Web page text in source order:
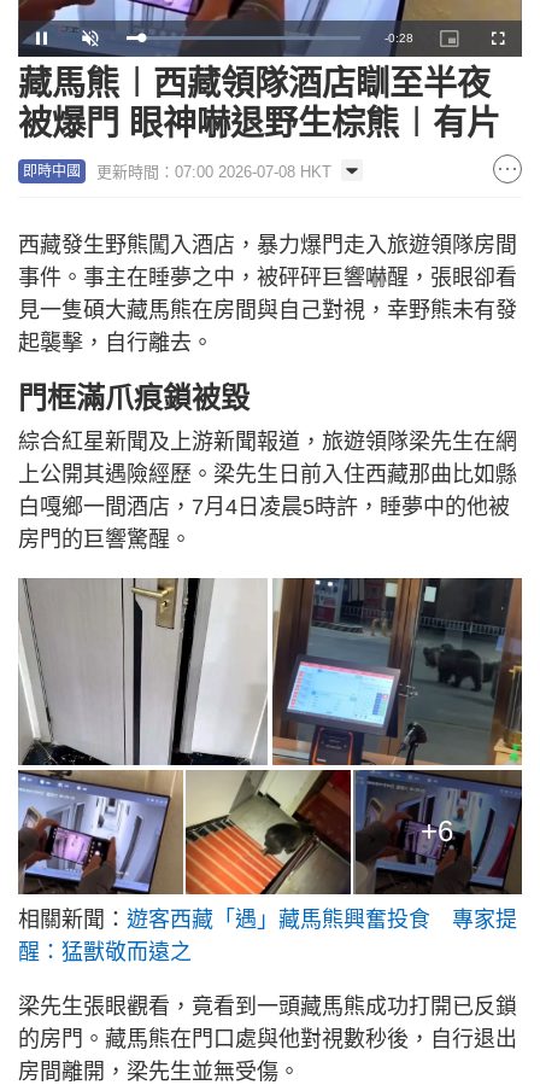
Pause Unmute Loaded:
100.00%
Remaining
Time
-0:27
Picture-
in-
Picture
藏馬熊︱西藏領隊酒店瞓至半夜
被爆門 眼神嚇退野生棕熊︱有片
即時中國 更新時間：07:00 2026-07-08 HKT
西藏發生野熊闖入酒店，暴力爆門走入旅遊領隊房間
事件。事主在睡夢之中，被砰砰巨響嚇醒，張眼卻看
見一隻碩大藏馬熊在房間與自己對視，幸野熊未有發
起襲擊，自行離去。
門框滿爪痕鎖被毀
綜合紅星新聞及上游新聞報道，旅遊領隊梁先生在網
上公開其遇險經歷。梁先生日前入住西藏那曲比如縣
白嘎鄉一間酒店，7月4日凌晨5時許，睡夢中的他被
房門的巨響驚醒。
+6
相關新聞： 遊客西藏「遇」藏馬熊興奮投食 專家提
醒：猛獸敬而遠之
梁先生張眼觀看，竟看到一頭藏馬熊成功打開已反鎖
的房門。藏馬熊在門口處與他對視數秒後，自行退出
房間離開，梁先生並無受傷。